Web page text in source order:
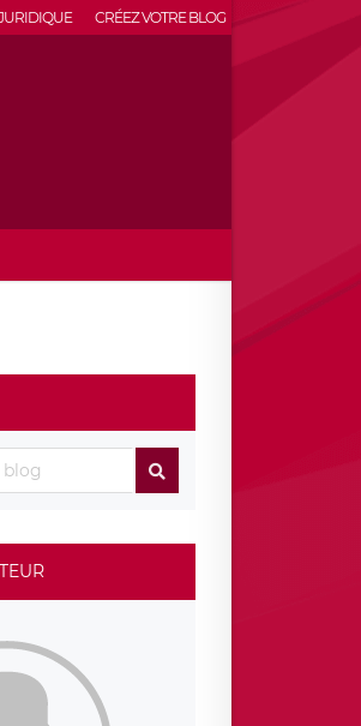
CRÉEZ VOTRE BLOG